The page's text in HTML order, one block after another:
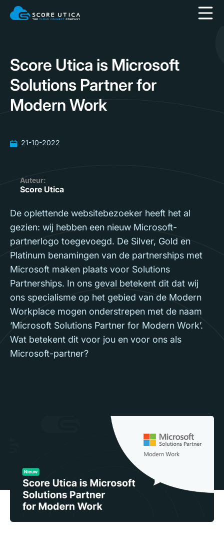
Score Utica is Microsoft
Solutions Partner for
Modern Work
21-10-2022
Auteur:
Score Utica
De oplettende websitebezoeker heeft het al
gezien: wij hebben een nieuw Microsoft-
partnerlogo toegevoegd. De Silver, Gold en
Platinum benamingen van de partnerships met
Microsoft maken plaats voor Solutions
Partnerships. In ons geval betekent dit dat wij
ons specialisme op het gebied van de Modern
Workplace mogen onderstrepen met de naam
‘Microsoft Solutions Partner for Modern Work’.
Wat betekent dit voor jou en voor ons als
Microsoft-partner?